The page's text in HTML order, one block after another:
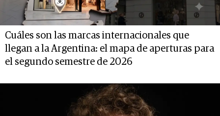
Cuáles son las marcas internacionales que
llegan a la Argentina: el mapa de aperturas para
el segundo semestre de 2026